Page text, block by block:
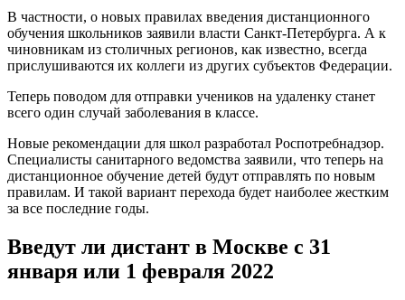
В частности, о новых правилах введения дистанционного
обучения школьников заявили власти Санкт-Петербурга. А к
чиновникам из столичных регионов, как известно, всегда
прислушиваются их коллеги из других субъектов Федерации.
Теперь поводом для отправки учеников на удаленку станет
всего один случай заболевания в классе.
Новые рекомендации для школ разработал Роспотребнадзор.
Специалисты санитарного ведомства заявили, что теперь на
дистанционное обучение детей будут отправлять по новым
правилам. И такой вариант перехода будет наиболее жестким
за все последние годы.
Введут ли дистант в Москве с 31
января или 1 февраля 2022